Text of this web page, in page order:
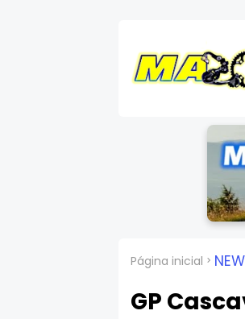
Página inicial
GP